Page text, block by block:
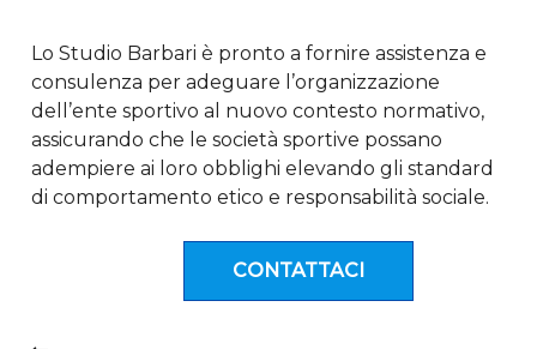
Lo Studio Barbari è pronto a fornire assistenza e
consulenza per adeguare l’organizzazione
dell’ente sportivo al nuovo contesto normativo,
assicurando che le società sportive possano
adempiere ai loro obblighi elevando gli standard
di comportamento etico e responsabilità sociale.
CONTATTACI